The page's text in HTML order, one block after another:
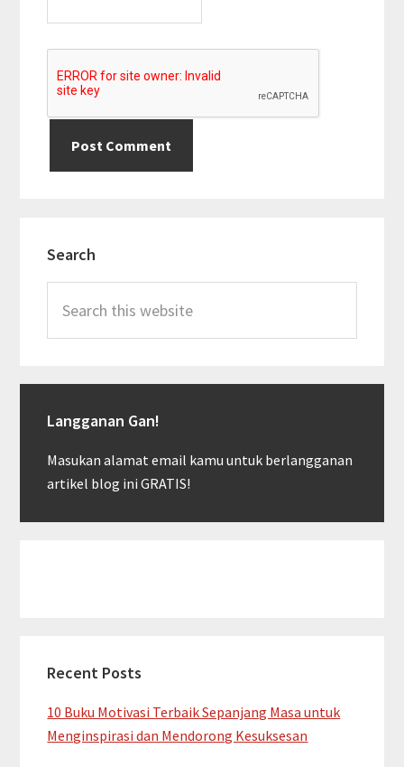
Sidebar
Search
this
website
Langganan Gan!
Masukan alamat email kamu untuk berlangganan
artikel blog ini GRATIS!
Recent Posts
10 Buku Motivasi Terbaik Sepanjang Masa untuk
Menginspirasi dan Mendorong Kesuksesan